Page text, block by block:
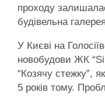
проходу
будівельна галерея
У Києві на
новобудови ЖК
“Козячу стежку”,
5 років тому.